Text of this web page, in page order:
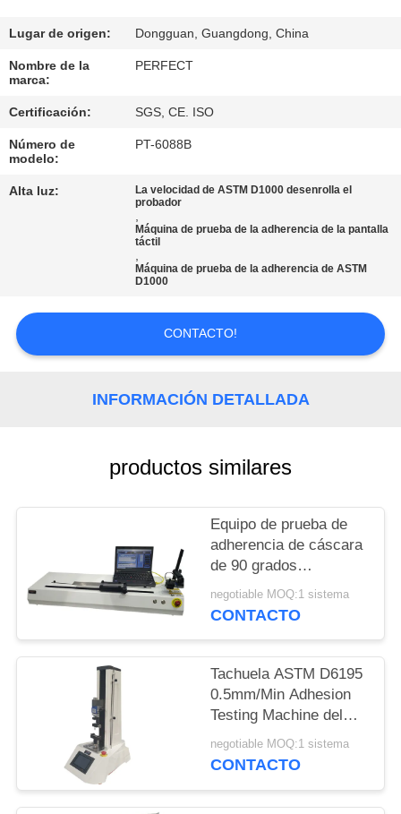
VIAJE
DE
LA
FÁBRICA
PIDA
UNA
POLICY
Lugar de origen: Dongguan, Guangdong, China
Nombre de la
marca:
PERFECT
Certificación: SGS, CE. ISO
Número de
modelo:
PT-6088B
Alta luz:
La velocidad de ASTM D1000 desenrolla el
probador
,
Máquina de prueba de la adherencia de la pantalla
táctil
,
Máquina de prueba de la adherencia de ASTM
D1000
CONTACTO!
INFORMACIÓN DETALLADA
productos similares
Equipo de prueba de
adherencia de cáscara
de 90 grados
10000mm/Minute para
la cinta y la película
negotiable MOQ:1 sistema
CONTACTO
Tachuela ASTM D6195
0.5mm/Min Adhesion
Testing Machine del
lazo
negotiable MOQ:1 sistema
CONTACTO